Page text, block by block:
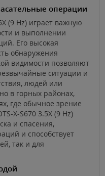
операции
(9 Hz) играет важную
и выполнении
Его высокая
обнаружения
видимости позволяют
ситуации и
людей или
в горных районах,
где обычное зрение
X-S670 3.5X (9 Hz)
и спасения,
и способствует
так и для